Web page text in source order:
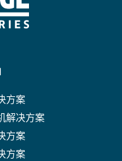
方案
解决方案
方案
方案